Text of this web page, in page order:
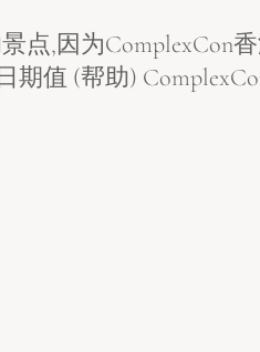
景点,因为
日期值 (帮助)